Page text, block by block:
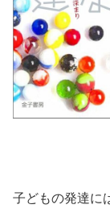
子どもの発達に